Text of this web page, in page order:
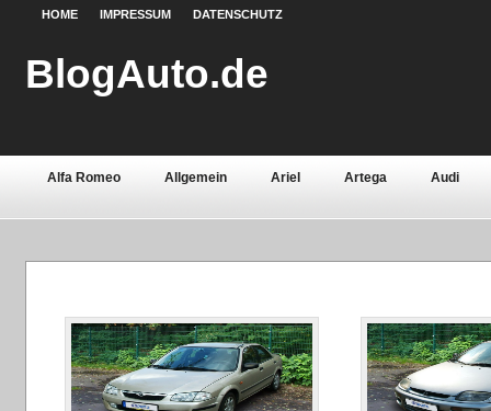
HOME IMPRESSUM DATENSCHUTZ
BlogAuto.de
Alfa Romeo Allgemein Ariel Artega Audi
Chevrolet Chrysler Citroën Continental Dacia
Oldtimer Opel Peugeot Pontiac Porsche
Saab Seat Sicherheit Skoda Smart